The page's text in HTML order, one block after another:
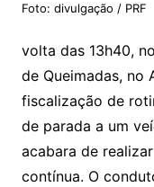
Foto: divulgação / PRF
volta das 13h40,
de Queimadas, no
fiscalização de
de parada a um
acabara de
contínua. O